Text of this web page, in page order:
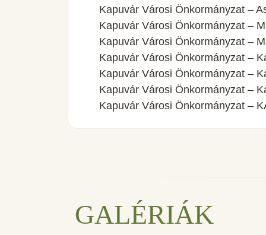
Kapuvár Városi Önkormányzat –
Kapuvár Városi Önkormányzat –
Kapuvár Városi Önkormányzat –
Kapuvár Városi Önkormányzat –
Kapuvár Városi Önkormányzat –
Kapuvár Városi Önkormányzat –
Kapuvár Városi Önkormányzat –
GALÉRIÁK